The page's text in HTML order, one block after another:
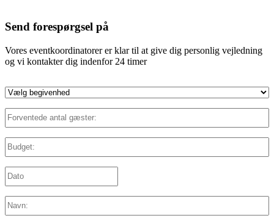
Send forespørgsel på
Vores eventkoordinatorer er klar til at give dig personlig vejledning
og vi kontakter dig indenfor 24 timer
Vælg
Forventede
antal
Budget:
Dato:
YYYY
Navn: